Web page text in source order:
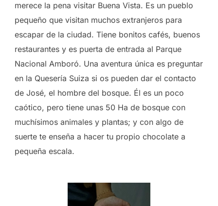
merece la pena visitar Buena Vista. Es un pueblo
pequeño que visitan muchos extranjeros para
escapar de la ciudad. Tiene bonitos cafés, buenos
restaurantes y es puerta de entrada al Parque
Nacional Amboró. Una aventura única es preguntar
en la Quesería Suiza si os pueden dar el contacto
de José, el hombre del bosque. Él es un poco
caótico, pero tiene unas 50 Ha de bosque con
muchísimos animales y plantas; y con algo de
suerte te enseña a hacer tu propio chocolate a
pequeña escala.